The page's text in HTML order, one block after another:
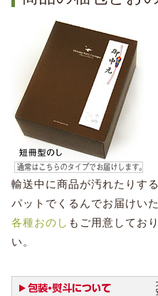
輸送中に商品が汚れたりす
パットでくるんでお届けいた
各種おのし もご用意してお
い。